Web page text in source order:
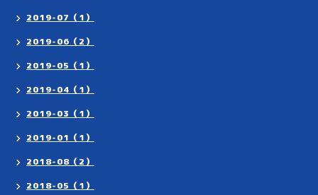
2019-07（1）
2019-06（2）
2019-05（1）
2019-04（1）
2019-03（1）
2019-01（1）
2018-08（2）
2018-05（1）